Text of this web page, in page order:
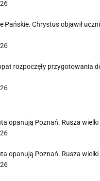
Pańskie. Chrystus objawił
rozpoczęły przygotowania
opanują Poznań. Rusza wielki
opanują Poznań. Rusza wielki